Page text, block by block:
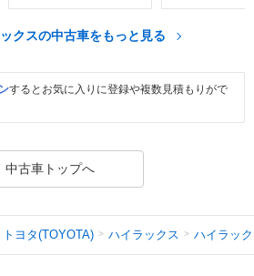
クスの中古車をもっと見る
するとお気に入りに登録や複数見積もりがで
中古車トップへ
トヨタ(TOYOTA) ハイラックス ハイラッ